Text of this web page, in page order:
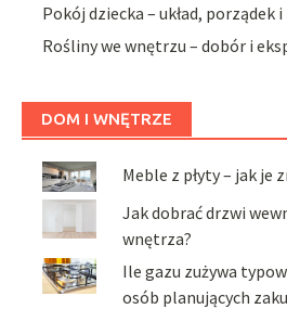
Pokój dziecka – układ, porządek
Rośliny we wnętrzu – dobór i
DOM I WNĘTRZE
Meble z płyty – jak je
Jak dobrać drzwi
wnętrza?
Ile gazu zużywa
osób planujących